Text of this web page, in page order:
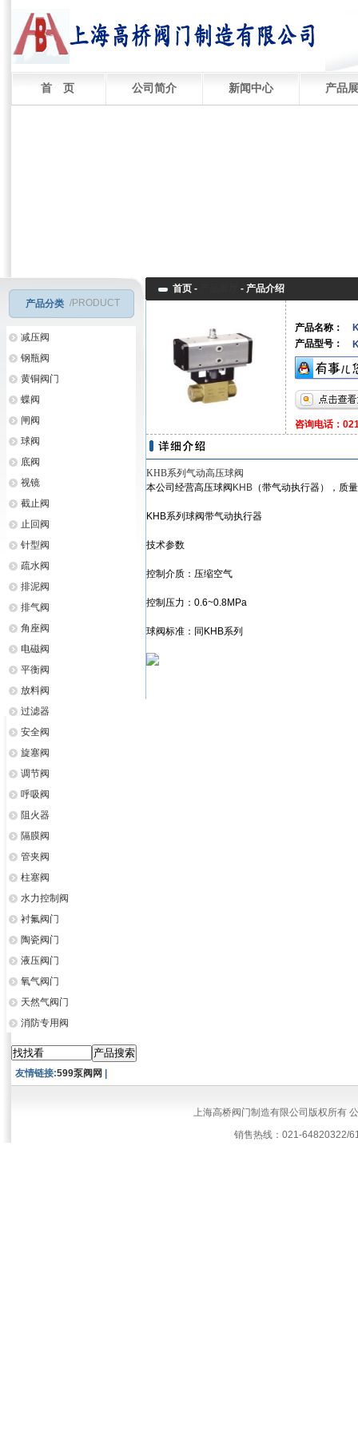
首 页 公司简介 新闻中心 产品
产品分类 /PRODUCT
减压阀
钢瓶阀
黄铜阀门
蝶阀
闸阀
球阀
底阀
视镜
截止阀
止回阀
针型阀
疏水阀
排泥阀
排气阀
角座阀
电磁阀
平衡阀
放料阀
过滤器
安全阀
旋塞阀
调节阀
呼吸阀
阻火器
隔膜阀
管夹阀
柱塞阀
水力控制阀
衬氟阀门
陶瓷阀门
液压阀门
氧气阀门
天然气阀门
消防专用阀
首页 - - 产品介绍
产品名称：
产品型号：
咨询电话：
KHB系列气动高压球阀
本公司经营高压球阀 KHB （带气动执行器），质
KHB系列球阀带气动执行器
技术参数
控制介质：压缩空气
控制压力：0.6~0.8MPa
球阀标准：同KHB系列
友情链接:599泵阀网
上海高桥阀门制造有限公司版权所有
销售热线：021-64820322/